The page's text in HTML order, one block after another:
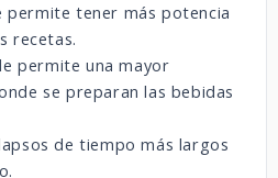
permite tener más potencia
recetas.
permite una mayor
se preparan las bebidas
de tiempo más largos